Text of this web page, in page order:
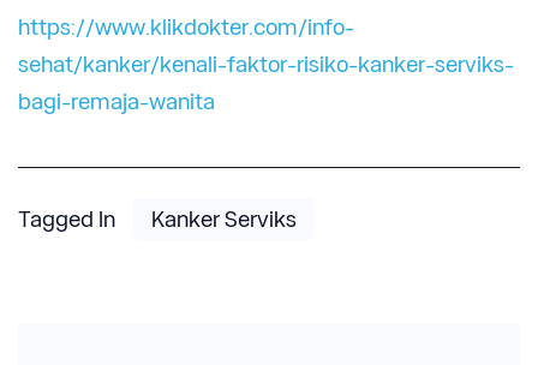
https://www.klikdokter.com/info-
sehat/kanker/kenali-faktor-risiko-kanker-serviks-
bagi-remaja-wanita
Tagged In Kanker Serviks